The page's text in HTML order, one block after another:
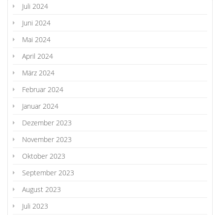
Juli 2024
Juni 2024
Mai 2024
April 2024
März 2024
Februar 2024
Januar 2024
Dezember 2023
November 2023
Oktober 2023
September 2023
August 2023
Juli 2023